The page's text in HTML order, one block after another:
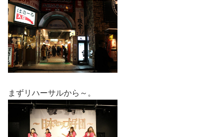
まずリハーサルから～。